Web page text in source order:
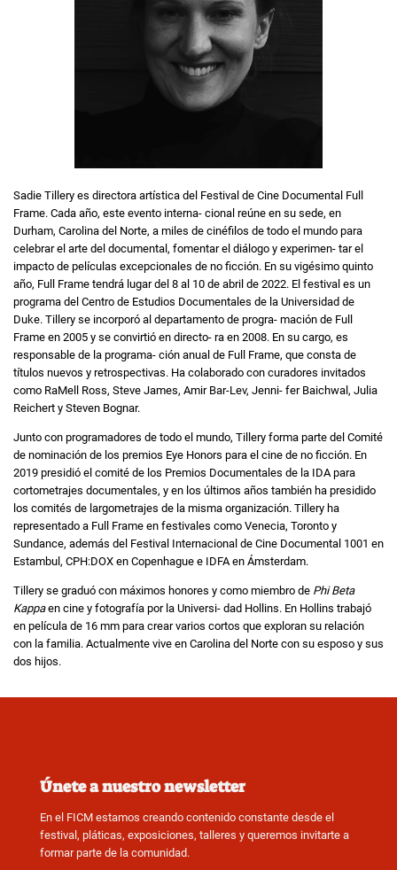
Sadie Tillery es directora artística del Festival de Cine Documental Full
Frame. Cada año, este evento interna- cional reúne en su sede, en
Durham, Carolina del Norte, a miles de cinéfilos de todo el mundo para
celebrar el arte del documental, fomentar el diálogo y experimen- tar el
impacto de películas excepcionales de no ficción. En su vigésimo quinto
año, Full Frame tendrá lugar del 8 al 10 de abril de 2022. El festival es un
programa del Centro de Estudios Documentales de la Universidad de
Duke. Tillery se incorporó al departamento de progra- mación de Full
Frame en 2005 y se convirtió en directo- ra en 2008. En su cargo, es
responsable de la programa- ción anual de Full Frame, que consta de
títulos nuevos y retrospectivas. Ha colaborado con curadores invitados
como RaMell Ross, Steve James, Amir Bar-Lev, Jenni- fer Baichwal, Julia
Reichert y Steven Bognar.
Junto con programadores de todo el mundo, Tillery forma parte del Comité
de nominación de los premios Eye Honors para el cine de no ficción. En
2019 presidió el comité de los Premios Documentales de la IDA para
cortometrajes documentales, y en los últimos años también ha presidido
los comités de largometrajes de la misma organización. Tillery ha
representado a Full Frame en festivales como Venecia, Toronto y
Sundance, además del Festival Internacional de Cine Documental 1001 en
Estambul, CPH:DOX en Copenhague e IDFA en Ámsterdam.
Tillery se graduó con máximos honores y como miembro de Phi Beta
Kappaen cine y fotografía por la Universi- dad Hollins. En Hollins trabajó
en película de 16 mm para crear varios cortos que exploran su relación
con la familia. Actualmente vive en Carolina del Norte con su esposo y sus
dos hijos.
Únete a nuestro newsletter
En el FICM estamos creando contenido constante desde el
festival, pláticas, exposiciones, talleres y queremos invitarte a
formar parte de la comunidad.